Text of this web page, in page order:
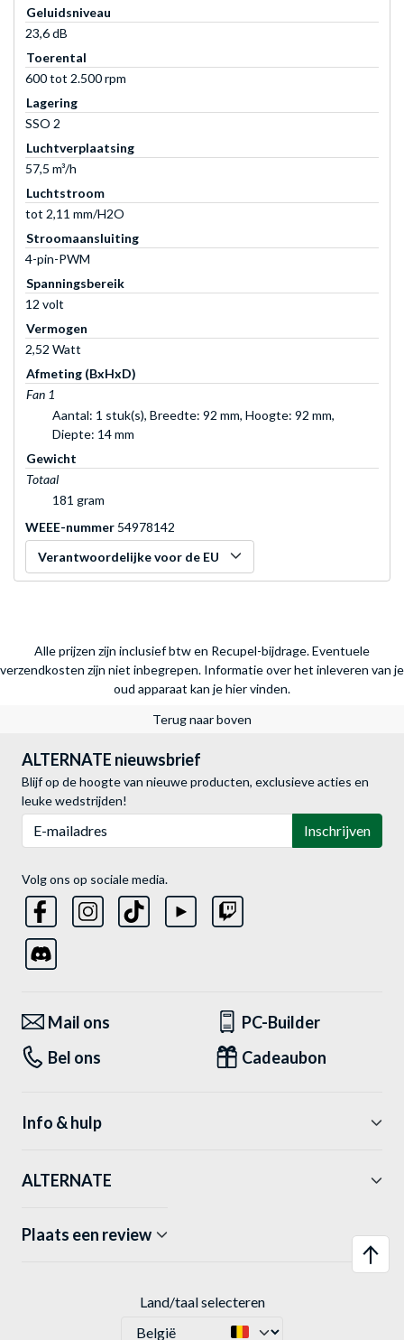
Geluidsniveau
23,6 dB
Toerental
600 tot 2.500 rpm
Lagering
SSO 2
Luchtverplaatsing
57,5 m³/h
Luchtstroom
tot 2,11 mm/H2O
Stroomaansluiting
4-pin-PWM
Spanningsbereik
12 volt
Vermogen
2,52 Watt
Afmeting (BxHxD)
Fan 1
Aantal: 1 stuk(s), Breedte: 92 mm, Hoogte: 92 mm,
Diepte: 14 mm
Gewicht
Totaal
181 gram
WEEE-nummer 54978142
Verantwoordelijke voor de EU
Alle prijzen zijn inclusief btw en Recupel-bijdrage. Eventuele
verzendkosten zijn niet inbegrepen. Informatie over het inleveren van je
oud apparaat kan je hier vinden.
Terug naar boven
ALTERNATE nieuwsbrief
Blijf op de hoogte van nieuwe producten, exclusieve acties en
leuke wedstrijden!
Inschrijven
Volg ons op sociale media.
Mail ons
PC-Builder
Bel ons
Cadeaubon
Info & hulp
ALTERNATE
Plaats een review
Land/taal selecteren